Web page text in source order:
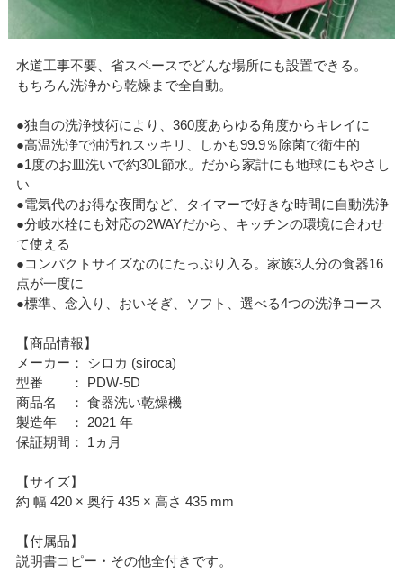
水道工事不要、省スペースでどんな場所にも設置できる。
もちろん洗浄から乾燥まで全自動。
●独自の洗浄技術により、360度あらゆる角度からキレイに
●高温洗浄で油汚れスッキリ、しかも99.9％除菌で衛生的
●1度のお皿洗いで約30L節水。だから家計にも地球にもやさし
い
●電気代のお得な夜間など、タイマーで好きな時間に自動洗浄
●分岐水栓にも対応の2WAYだから、キッチンの環境に合わせ
て使える
●コンパクトサイズなのにたっぷり入る。家族3人分の食器16
点が一度に
●標準、念入り、おいそぎ、ソフト、選べる4つの洗浄コース
【商品情報】
メーカー： シロカ (siroca)
型番 ： PDW-5D
商品名 ： 食器洗い乾燥機
製造年 ： 2021 年
保証期間： 1ヵ月
【サイズ】
約 幅 420 × 奥行 435 × 高さ 435 mm
【付属品】
説明書コピー・その他全付きです。